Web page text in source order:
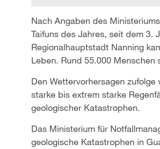
Nach Angaben des
Taifuns des Jahres, seit dem 3.
Regionalhauptstadt Nanning
Leben. Rund 55.000
Den Wettervorhersagen
starke bis extrem starke
geologischer Katastrophen.
Das Ministerium für
geologische Katastrophen in